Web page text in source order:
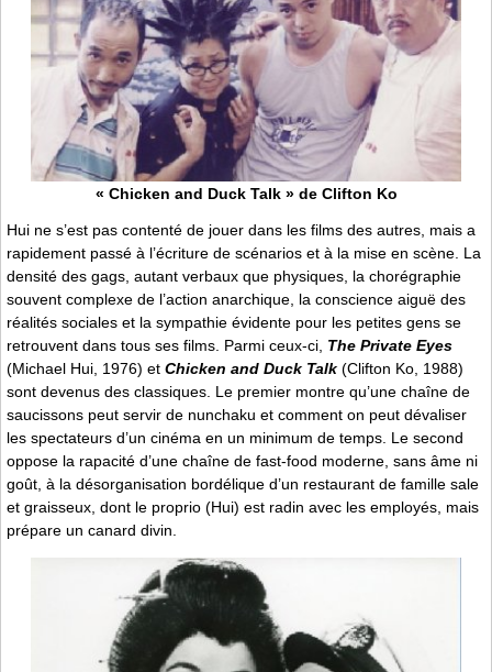
« Chicken and Duck Talk » de Clifton Ko
Hui ne s’est pas contenté de jouer dans les films des autres, mais a
rapidement passé à l’écriture de scénarios et à la mise en scène. La
densité des gags, autant verbaux que physiques, la chorégraphie
souvent complexe de l’action anarchique, la conscience aiguë des
réalités sociales et la sympathie évidente pour les petites gens se
retrouvent dans tous ses films. Parmi ceux-ci, The Private Eyes
(Michael Hui, 1976) et Chicken and Duck Talk (Clifton Ko, 1988)
sont devenus des classiques. Le premier montre qu’une chaîne de
saucissons peut servir de nunchaku et comment on peut dévaliser
les spectateurs d’un cinéma en un minimum de temps. Le second
oppose la rapacité d’une chaîne de fast-food moderne, sans âme ni
goût, à la désorganisation bordélique d’un restaurant de famille sale
et graisseux, dont le proprio (Hui) est radin avec les employés, mais
prépare un canard divin.